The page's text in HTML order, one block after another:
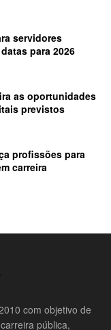
servidores
para 2026
as oportunidades
previstos
profissões para
carreira
com objetivo de
pública,